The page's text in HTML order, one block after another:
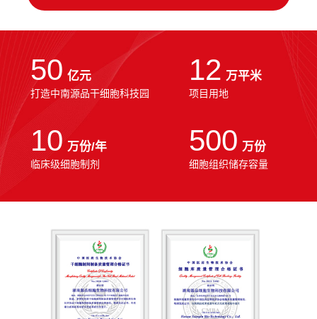
50 亿元
打造中南源品干细胞科技园
12 万平米
项目用地
10 万份/年
临床级细胞制剂
500 万份
细胞组织储存容量